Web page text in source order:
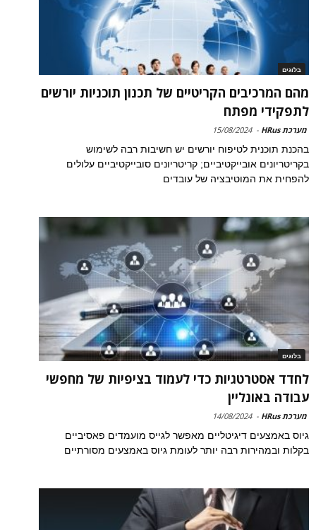
בלוגים
מהם המרכיבים הקריטיים של תכנון תוכניות יורשים
לתפקידי מפתח
מערכת HRus -
15/08/2024
בהכנת תוכנית לטיפוח יורשים יש חשיבות רבה לשימוש
בקריטריונים אובייקטיביים; קריטריונים סובייקטיביים עלולים
להפחית את המוטיבציה של עובדים
בלוגים
לחדד אסטרטגיות כדי לעמוד בציפיות של מחפשי
עבודה באונליין
מערכת HRus -
14/08/2024
גיוס באמצעים דיגיטליים מאפשר לגייס מועמדים פאסיביים
בקלות ובמהירות רבה יותר לעומת גיוס באמצעים מסורתיים